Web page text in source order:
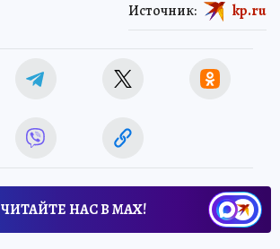
Источник: kp.ru
ЧИТАЙТЕ НАС В МАХ!